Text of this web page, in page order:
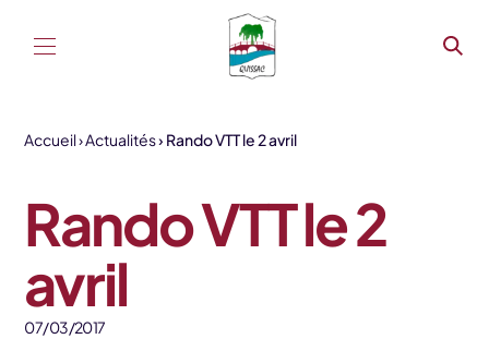
Accueil Actualités Rando VTT le 2 avril
Rando VTT le 2
avril
07/03/2017